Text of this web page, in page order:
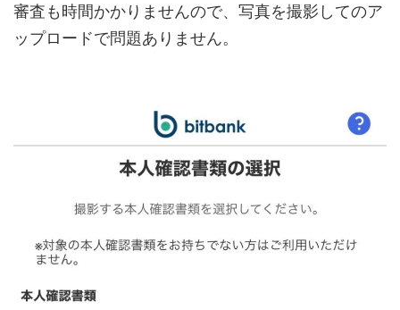
審査も時間かかりませんので、写真を撮影してのア
ップロードで問題ありません。